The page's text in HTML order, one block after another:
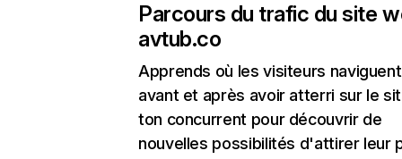
Parcours du trafic du site
avtub.co
Apprends où les visiteurs naviguent
avant et après avoir atterri sur le
ton concurrent pour découvrir de
nouvelles possibilités d'attirer leur